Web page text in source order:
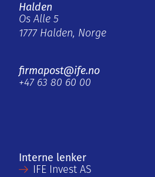
Halden
Os Alle 5
1777 Halden, Norge
firmapost@ife.no
+47 63 80 60 00
Interne lenker
IFE Invest AS